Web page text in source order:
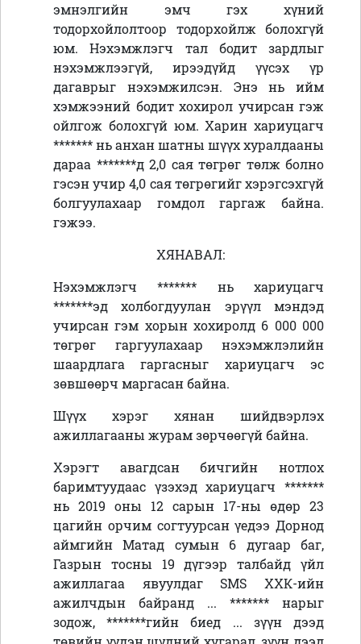
эмнэлгийн эмч гэх хүний
тодорхойлолтоор тодорхойлж болохгүй
юм. Нэхэмжлэгч тал бодит зардлыг
нэхэмжлээгүй, ирээдүйд үүсэх үр
дагаврыг нэхэмжилсэн. Энэ нь ийм
хэмжээний бодит хохирол учирсан гэж
ойлгож болохгүй юм. Харин хариуцагч
******* нь анхан шатны шүүх хуралдааны
дараа *******д 2,0 сая төгрөг төлж болно
гэсэн учир 4,0 сая төгрөгийг хэрэгсэхгүй
болгуулахаар гомдол гаргаж байна.
гэжээ.
ХЯНАВАЛ:
Нэхэмжлэгч ******* нь хариуцагч
*******эд холбогдуулан эрүүл мэндэд
учирсан гэм хорын хохиролд 6 000 000
төгрөг гаргуулахаар нэхэмжлэлийн
шаардлага гаргасныг хариуцагч эс
зөвшөөрч маргасан байна.
Шүүх хэрэг хянан шийдвэрлэх
ажиллагааны журам зөрчөөгүй байна.
Хэрэгт авагдсан бичгийн нотлох
баримтуудаас үзэхэд хариуцагч *******
нь 2019 оны 12 сарын 17-ны өдөр 23
цагийн орчим согтуурсан үедээ Дорнод
аймгийн Матад сумын 6 дугаар баг,
Газрын тосны 19 дүгээр талбайд үйл
ажиллагаа явуулдаг SMS ХХК-ийн
ажилчдын байранд ... ******* нарыг
зодож, *******гийн биед ... зүүн дээд